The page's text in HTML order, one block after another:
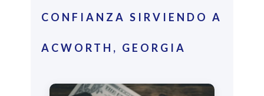
CONFIANZA SIRVIENDO A
ACWORTH, GEORGIA